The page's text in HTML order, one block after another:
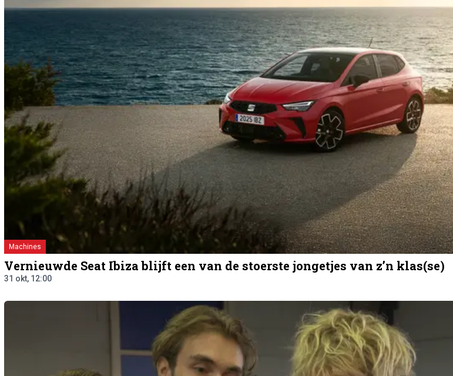
Machines
Vernieuwde Seat Ibiza blijft een van de stoerste jongetjes van z’n klas(se)
31 okt, 12:00